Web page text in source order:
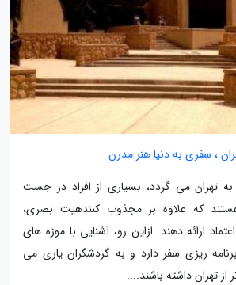
، سفری به دنیا هنر مدرن
تهران می گردد، بسیاری از افراد در جست
که علاوه بر مجذوب کنندهیت بصری،
ارائه دهند. ازاین رو، آشنایی با موزه های
ریزی سفر دارد و به گردشگران یاری می
از تهران داشته باشند....